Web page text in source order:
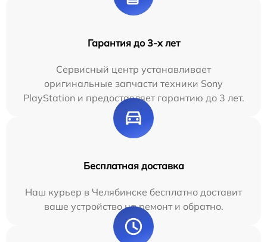
Гарантия до 3-х лет
Сервисный центр устанавливает
оригинальные запчасти техники Sony
PlayStation и предоставляет гарантию до 3 лет.
Бесплатная доставка
Наш курьер в Челябинске бесплатно доставит
ваше устройство на ремонт и обратно.